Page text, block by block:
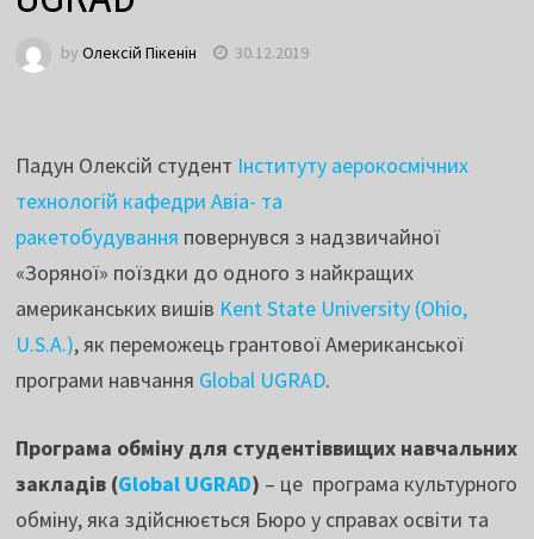
by Олексій Пікенін 30.12.2019
Падун Олексій студент Інституту аерокосмічних
технологій кафедри Авіа- та
ракетобудування повернувся з надзвичайної
«Зоряної» поїздки до одного з найкращих
американських вишів Kent State University (Ohio,
U.S.A.), як переможець грантової Американської
програми навчання Global UGRAD.
Програма обміну для студентіввищих навчальних
закладів (Global UGRAD) – це програма культурного
обміну, яка здійснюється Бюро у справах освіти та